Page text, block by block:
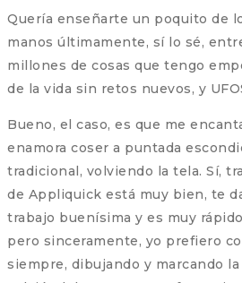
Quería enseñarte un poquito de
manos últimamente, sí lo sé,
millones de cosas que tengo
de la vida sin retos nuevos, y
Bueno, el caso, es que me
enamora coser a puntada
tradicional, volviendo la tela. Sí,
de Appliquick está muy bien, te
trabajo buenísima y es muy
pero sinceramente, yo prefiero
siempre, dibujando y marcando